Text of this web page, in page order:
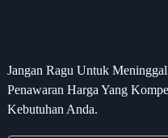
Jangan Ragu Untuk
Penawaran Harga Yang
Kebutuhan Anda.